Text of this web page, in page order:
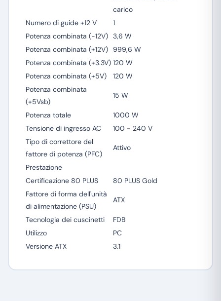
carico
Numero di guide +12 V
1
Potenza combinata (-12V) 3,6 W
Potenza combinata (+12V)
999,6 W
Potenza combinata (+3.3V) 120 W
Potenza combinata (+5V)
120 W
Potenza combinata
(+5Vsb)
15 W
Potenza totale
1000 W
Tensione di ingresso AC
100 - 240 V
Tipo di correttore del
fattore di potenza (PFC)
Attivo
Prestazione
Certificazione 80 PLUS
80 PLUS Gold
Fattore di forma dell'unità
di alimentazione (PSU)
ATX
Tecnologia dei cuscinetti
FDB
Utilizzo
PC
Versione ATX
3.1